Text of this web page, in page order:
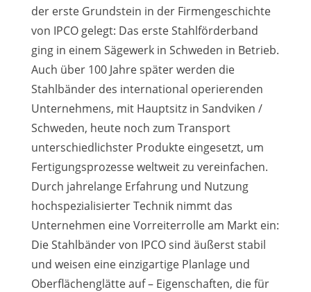
der erste Grundstein in der Firmengeschichte
von IPCO gelegt: Das erste Stahlförderband
ging in einem Sägewerk in Schweden in Betrieb.
Auch über 100 Jahre später werden die
Stahlbänder des international operierenden
Unternehmens, mit Hauptsitz in Sandviken /
Schweden, heute noch zum Transport
unterschiedlichster Produkte eingesetzt, um
Fertigungsprozesse weltweit zu vereinfachen.
Durch jahrelange Erfahrung und Nutzung
hochspezialisierter Technik nimmt das
Unternehmen eine Vorreiterrolle am Markt ein:
Die Stahlbänder von IPCO sind äußerst stabil
und weisen eine einzigartige Planlage und
Oberflächenglätte auf – Eigenschaften, die für